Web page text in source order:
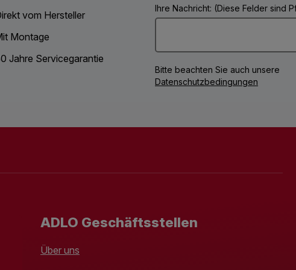
vom Hersteller
Montage
Jahre Servicegarantie
Ihre Nachricht: (Diese Felder sind
Bitte beachten Sie auch unsere
Datenschutzbedingungen
ADLO Geschäftsstellen
Über uns